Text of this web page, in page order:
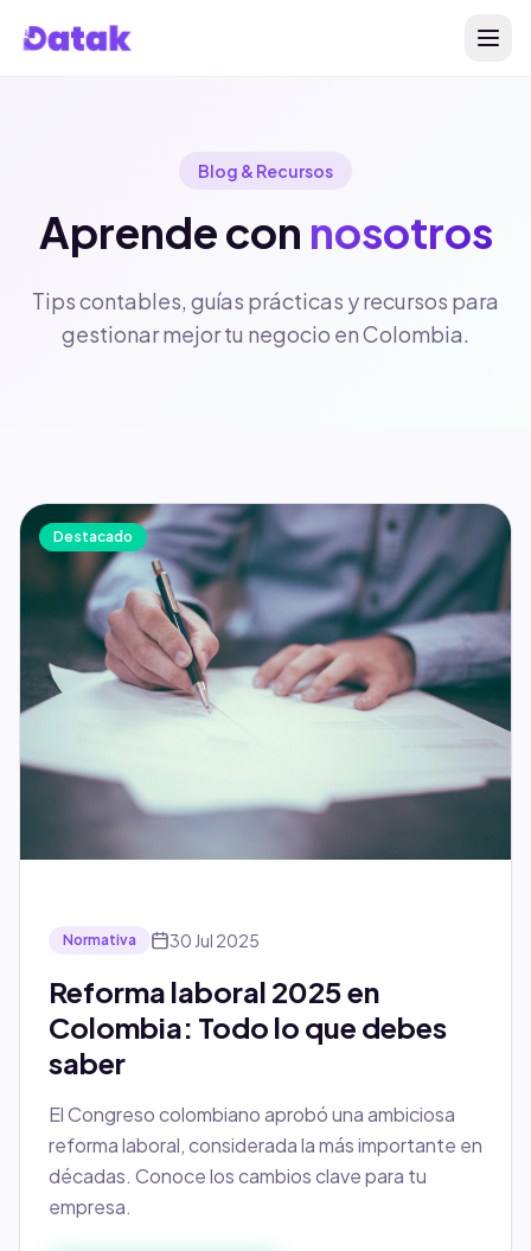
Blog & Recursos
Aprende con nosotros
Tips contables, guías prácticas y recursos para
gestionar mejor tu negocio en Colombia.
Destacado
Normativa 30 Jul 2025
Reforma laboral 2025 en
Colombia: Todo lo que debes
saber
El Congreso colombiano aprobó una ambiciosa
reforma laboral, considerada la más importante en
décadas. Conoce los cambios clave para tu
empresa.